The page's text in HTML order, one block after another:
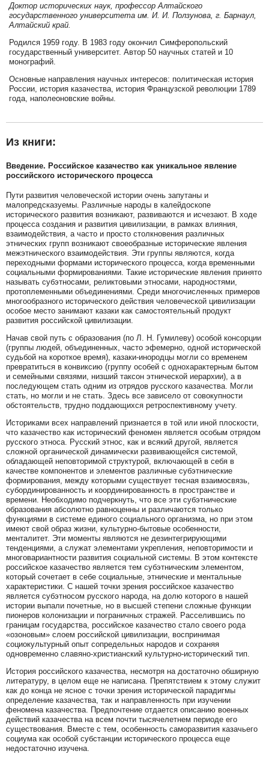
Доктор исторических наук, профессор Алтайского
государственного университета им. И. И. Ползунова, г. Барнаул,
Алтайский край.
Родился 1959 году. В 1983 году окончил Симферопольский
государственный университет. Автор 50 научных статей и 10
монографий.
Основные направления научных интересов: политическая история
России, история казачества, история Французской революции 1789
года, наполеоновские войны.
Из книги:
Введение. Российское казачество как уникальное явление
российского исторического процесса
Пути развития человеческой истории очень запутаны и
малопредсказуемы. Различные народы в калейдоскопе
исторического развития возникают, развиваются и исчезают. В ходе
процесса создания и развития цивилизации, в рамках влияния,
взаимодействия, а часто и просто столкновения различных
этнических групп возникают своеобразные исторические явления
межэтнического взаимодействия. Эти группы являются, когда
переходными формами исторического процесса, когда временными
социальными формированиями. Такие исторические явления принято
называть субэтносами, реликтовыми этносами, народностями,
протоплеменными объединениями. Среди многочисленных примеров
многообразного исторического действия человеческой цивилизации
особое место занимают казаки как самостоятельный продукт
развития российской цивилизации.
Начав свой путь с образования (по Л. Н. Гумилеву) особой консорции
(группы людей, объединенных, часто эфемерно, одной исторической
судьбой на короткое время), казаки-инородцы могли со временем
превратиться в конвиксию (группу особей с однохарактерным бытом
и семейными связями, низший таксон этнической иерархии), а в
последующем стать одним из отрядов русского казачества. Могли
стать, но могли и не стать. Здесь все зависело от совокупности
обстоятельств, трудно поддающихся ретроспективному учету.
Историками всех направлений признается в той или иной плоскости,
что казачество как исторический феномен является особым отрядом
русского этноса. Русский этнос, как и всякий другой, является
сложной органической динамически развивающейся системой,
обладающей неповторимой структурой, включающей в себя в
качестве компонентов и элементов различные субэтнические
формирования, между которыми существует тесная взаимосвязь,
субординированность и координированность в пространстве и
времени. Необходимо подчеркнуть, что все эти субэтнические
образования абсолютно равноценны и различаются только
функциями в системе единого социального организма, но при этом
имеют свой образ жизни, культурно-бытовые особенности,
менталитет. Эти моменты являются не дезинтегрирующими
тенденциями, а служат элементами укрепления, неповторимости и
многовариантности развития социальной системы. В этом контексте
российское казачество является тем субэтническим элементом,
который сочетает в себе социальные, этнические и ментальные
характеристики. С нашей точки зрения российское казачество
является субэтносом русского народа, на долю которого в нашей
истории выпали почетные, но в высшей степени сложные функции
пионеров колонизации и пограничных стражей. Расселившись по
границам государства, российское казачество стало своего рода
«озоновым» слоем российской цивилизации, воспринимая
социокультурный опыт сопредельных народов и сохраняя
одновременно славяно-христианский культурно-исторический тип.
История российского казачества, несмотря на достаточно обширную
литературу, в целом еще не написана. Препятствием к этому служит
как до конца не ясное с точки зрения исторической парадигмы
определение казачества, так и направленность при изучении
феномена казачества. Предпочтение отдается описанию военных
действий казачества на всем почти тысячелетнем периоде его
существования. Вместе с тем, особенность саморазвития казачьего
социума как особой субстанции исторического процесса еще
недостаточно изучена.